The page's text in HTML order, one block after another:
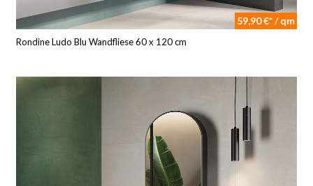
59,90 €* / qm
Rondine Ludo Blu Wandfliese 60 x 120 cm